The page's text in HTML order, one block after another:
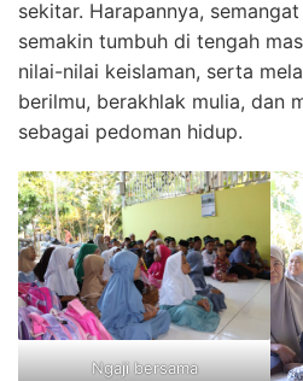
sekitar. Harapannya,
semakin tumbuh di tengah
nilai-nilai keislaman, serta
berilmu, berakhlak mulia, dan
sebagai pedoman hidup.
Ngaji bersama